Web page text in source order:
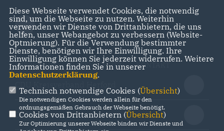
IMPRESSUM DATENSCHUTZ KONTAKT
CDU Kreisverband Herford
CDU NRW
Diese Webseite verwendet Cookies, die notwendig
sind, um die Webseite zu nutzen. Weiterhin
verwenden wir Dienste von Drittanbietern, die uns
helfen, unser Webangebot zu verbessern (Website-
Optmierung). Für die Verwendung bestimmter
Dienste, benötigen wir Ihre Einwilligung. Ihre
Einwilligung können Sie jederzeit widerrufen. Weitere
Informationen finden Sie in unserer
Datenschutzerklärung.
Technisch notwendige Cookies (Übersicht)
Die notwendigen Cookies werden allein für den
ordnungsgemäßen Gebrauch der Webseite benötigt.
Cookies von Drittanbietern (Übersicht)
Zur Optimierung unserer Webseite binden wir Dienste und